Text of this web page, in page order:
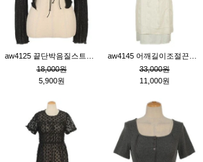
18,000원
5,900원
33,000원
11,000원